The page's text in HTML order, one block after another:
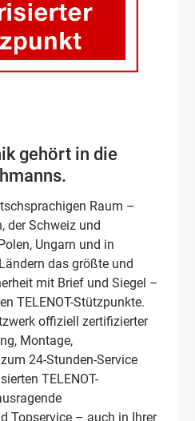
gehört in die
Raum –
der Schweiz und
Ungarn und in
das größte und
mit Brief und Siegel –
TELENOT-Stützpunkte.
offiziell zertifizierter
Montage,
24-Stunden-Service
TELENOT-
Topservice – auch in Ihrer